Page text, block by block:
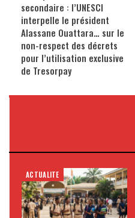
secondaire : l’UNESCI
interpelle le président
Alassane Ouattara… sur le
non-respect des décrets
pour l’utilisation exclusive
de Tresorpay
ACTUALITE